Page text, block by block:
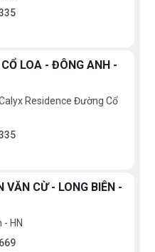
LOA - ĐÔNG ANH -
Residence Đường Cổ
VĂN CỪ - LONG BIÊN -
- HN